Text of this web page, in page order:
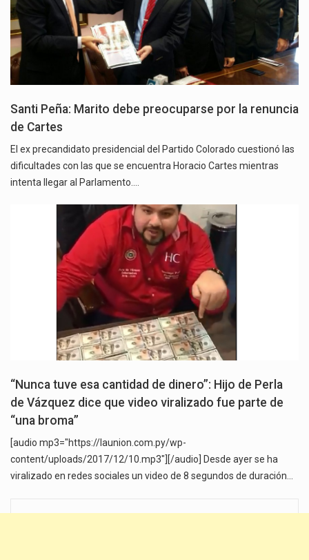
Santi Peña: Marito debe preocuparse por la renuncia
de Cartes
El ex precandidato presidencial del Partido Colorado cuestionó las
dificultades con las que se encuentra Horacio Cartes mientras
intenta llegar al Parlamento.…
“Nunca tuve esa cantidad de dinero”: Hijo de Perla
de Vázquez dice que video viralizado fue parte de
“una broma”
[audio mp3="https://launion.com.py/wp-
content/uploads/2017/12/10.mp3"][/audio] Desde ayer se ha
viralizado en redes sociales un video de 8 segundos de duración…